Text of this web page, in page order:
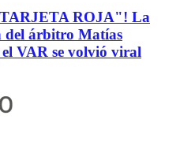
ROJA"! La
del árbitro Matías
VAR se volvió viral